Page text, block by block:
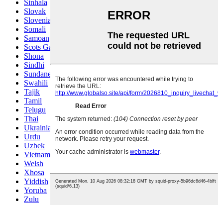
Sinhala
Slovak
Slovenian
Somali
Samoan
Scots Gaelic
Shona
Sindhi
Sundanese
Swahili
Tajik
Tamil
Telugu
Thai
Ukrainian
Urdu
Uzbek
Vietnamese
Welsh
Xhosa
Yiddish
Yoruba
Zulu